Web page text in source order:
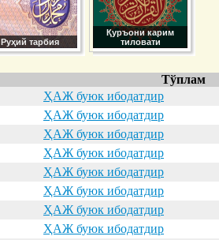
Руҳий тарбия
Қуръони карим
тиловати
Тўплам
ҲАЖ буюк ибодатдир
ҲАЖ буюк ибодатдир
ҲАЖ буюк ибодатдир
ҲАЖ буюк ибодатдир
ҲАЖ буюк ибодатдир
ҲАЖ буюк ибодатдир
ҲАЖ буюк ибодатдир
ҲАЖ буюк ибодатдир